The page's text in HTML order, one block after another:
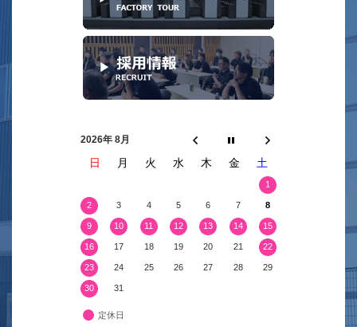
2026年 8月
日 月 火 水 木 金 土
1
2 3 4 5 6 7 8
9 10 11 12 13 14 15
16 17 18 19 20 21 22
23 24 25 26 27 28 29
30 31
定休日